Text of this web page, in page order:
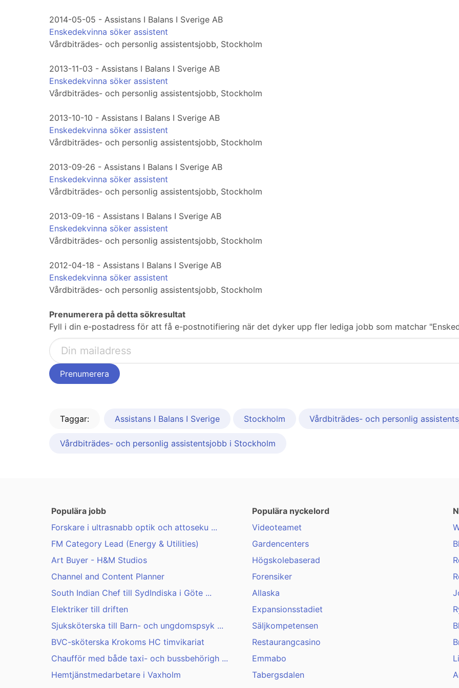
2014-05-05 - Assistans I Balans I Sverige AB
Enskedekvinna söker assistent
Vårdbiträdes- och personlig assistentsjobb, Stockholm
2013-11-03 - Assistans I Balans I Sverige AB
Enskedekvinna söker assistent
Vårdbiträdes- och personlig assistentsjobb, Stockholm
2013-10-10 - Assistans I Balans I Sverige AB
Enskedekvinna söker assistent
Vårdbiträdes- och personlig assistentsjobb, Stockholm
2013-09-26 - Assistans I Balans I Sverige AB
Enskedekvinna söker assistent
Vårdbiträdes- och personlig assistentsjobb, Stockholm
2013-09-16 - Assistans I Balans I Sverige AB
Enskedekvinna söker assistent
Vårdbiträdes- och personlig assistentsjobb, Stockholm
2012-04-18 - Assistans I Balans I Sverige AB
Enskedekvinna söker assistent
Vårdbiträdes- och personlig assistentsjobb, Stockholm
Prenumerera på detta sökresultat
Fyll i din e-postadress för att få e-postnotifiering när det dyker upp fler lediga jobb som matchar
Taggar: Assistans I Balans I Sverige Stockholm Vårdbiträdes- och personlig
Vårdbiträdes- och personlig assistentsjobb i Stockholm
Populära jobb
Forskare i ultrasnabb optik och attoseku ...
FM Category Lead (Energy & Utilities)
Art Buyer - H&M Studios
Channel and Content Planner
South Indian Chef till SydIndiska i Göte ...
Elektriker till driften
Sjuksköterska till Barn- och ungdomspsyk ...
BVC-sköterska Krokoms HC timvikariat
Chaufför med både taxi- och bussbehörigh ...
Hemtjänstmedarbetare i Vaxholm
Populära nyckelord
Videoteamet
Gardencenters
Högskolebaserad
Forensiker
Allaska
Expansionsstadiet
Säljkompetensen
Restaurangcasino
Emmabo
Tabergsdalen